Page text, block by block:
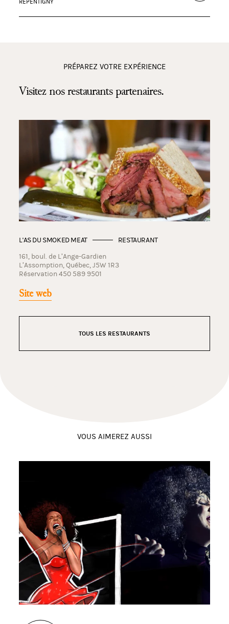
REPENTIGNY
PRÉPAREZ VOTRE EXPÉRIENCE
Visitez nos restaurants partenaires.
L'AS DU SMOKED MEAT
RESTAURANT
161, boul. de L’Ange-Gardien
L’Assomption, Québec, J5W 1R3
Réservation 450 589 9501
Site web
TOUS LES RESTAURANTS
VOUS AIMEREZ AUSSI